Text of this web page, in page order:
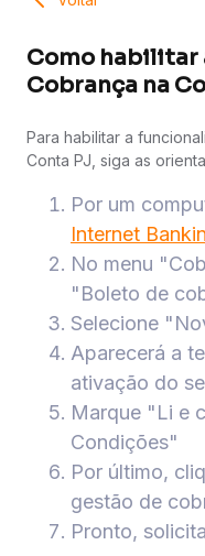
Como habilitar
Cobrança na
Para habilitar a
Conta PJ, siga as
Por um
Internet
No menu
"Boleto de
Selecione
Aparecerá a
ativação do
Marque "Li e
Condições"
Por último,
gestão de
Pronto,